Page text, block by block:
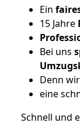
Ein
15 Jahre
Bei uns
Denn
eine
Schnell und